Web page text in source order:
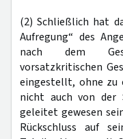
(2) Schließlich hat
Aufregung“ des
nach dem
vorsatzkritischen
eingestellt, ohne zu
nicht auch von der
geleitet gewesen
Rückschluss auf